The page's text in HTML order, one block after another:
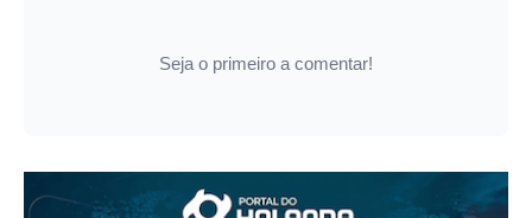
Seja o primeiro a comentar!